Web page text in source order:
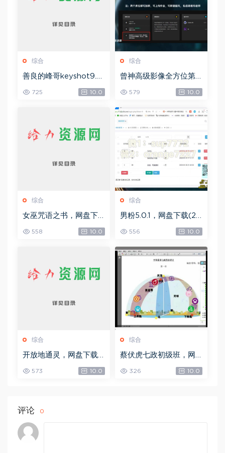
综合
善良的峰哥keyshot9.0
自学宝典，网盘下载(2.3
6G)
725 10.0
综合
曾神高级影像全方位第
四期，网盘下载(49.08
G)
579 10.0
综合
女巫咒语之书，网盘下
558 10.0
综合
男粉5.0.1，网盘下载(25
556 10.0
综合
开放地通灵，网盘下载
573 10.0
综合
蔡伏虎七政初级班，网
326 10.0
评论 0